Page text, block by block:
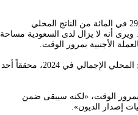
وتوقّع التقرير أن تسجل نسبة الدين إلى الناتج المحلي ما نسبته 29.8 في المائة من الناتج المحلي
الإجمالي في 2025، وأن ترتفع إلى 32.6 في المائة خلال عام 2026. ويرى أنه لا يزال لدى السعودية مساحة
الأجنبية بمرور الوقت.
وسجل الدين العام للمملكة انخفاضاً إلى 26.2 في المائة من الناتح المحلي الإجمالي في 2024، محققاً أحد
بمرور الوقت، «لكنه سيبقى ضمن
إصدار الديون».